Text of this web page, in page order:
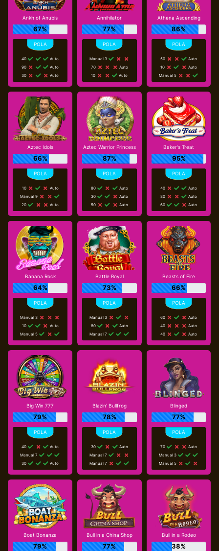
Ankh of Anubis
67%
40
Auto
90
Auto
30
Auto
Annihilator
77%
Manual 3
70
Auto
10
Auto
Athena Ascending
86%
50
Auto
10
Auto
Manual 5
Aztec Idols
66%
10
Auto
Manual 9
20
Auto
Aztec Warrior Princess
87%
80
Auto
30
Auto
50
Auto
Baker's Treat
95%
40
Auto
80
Auto
60
Auto
Banana Rock
64%
Manual 3
10
Auto
Manual 5
Battle Royal
73%
Manual 3
80
Auto
Manual 7
Beasts of Fire
66%
60
Auto
40
Auto
40
Auto
Big Win 777
79%
40
Auto
Manual 7
30
Auto
Blazin' Bullfrog
78%
30
Auto
Manual 7
Manual 7
Blinged
77%
70
Auto
Manual 3
Manual 5
Boat Bonanza
79%
Bull in a China Shop
77%
Bull in a Rodeo
38%